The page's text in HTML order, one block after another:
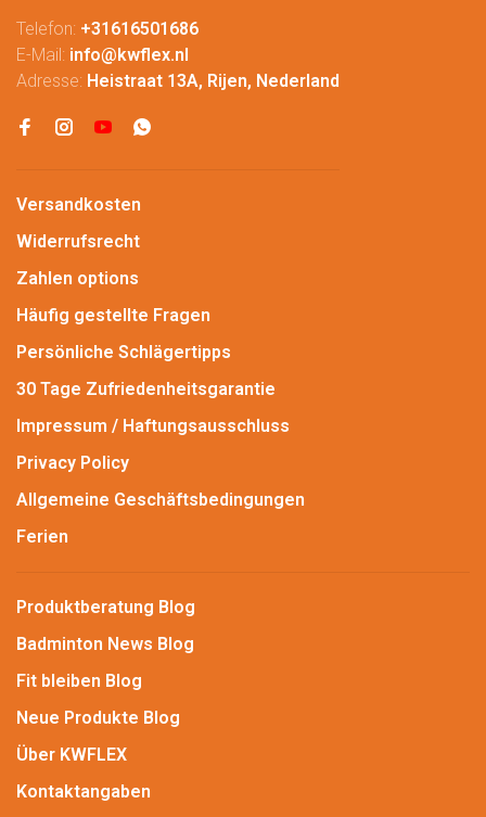
Telefon: +31616501686
E-Mail: info@kwflex.nl
Adresse: Heistraat 13A, Rijen, Nederland
Versandkosten
Widerrufsrecht
Zahlen options
Häufig gestellte Fragen
Persönliche Schlägertipps
30 Tage Zufriedenheitsgarantie
Impressum / Haftungsausschluss
Privacy Policy
Allgemeine Geschäftsbedingungen
Ferien
Produktberatung Blog
Badminton News Blog
Fit bleiben Blog
Neue Produkte Blog
Über KWFLEX
Kontaktangaben